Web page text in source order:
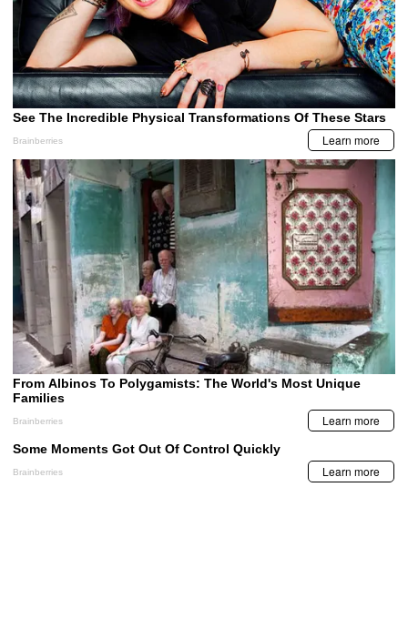
que hagan algo'
MIS TEMAS PREFERIDOS